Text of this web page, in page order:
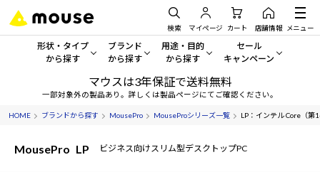
検索 マイページ カート 店舗情報 メニュー
形状・タイプ
から探す
形状・タイプから探す をすべてみる
デスクトップPC
ノートPC
ブランド
から探す
mouse
G TUNE
NEXTGEAR
用途・目的
から探す
一般向けパソコン
ゲーミングPC・ゲーム向けパソコン
クリエイティブ向け
セール
キャンペーン
セール・キャンペー
期間限定セール
マウスは3年保証で送料無料
一部対象外の製品あり。詳しくは製品ページにてご確認ください。
HOME ブランドから探す MousePro MouseProシリーズ一覧 LP：インテル Core（第
MousePro LP ビジネス向けスリム型デスクトップPC